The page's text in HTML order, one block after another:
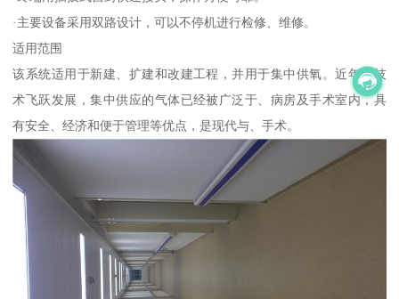
·主要设备采用双路设计，可以不停机进行检修、维修。
适用范围
该系统适用于新建、扩建和改建工程，并用于集中供氧。近年来技
术飞跃发展，集中供应的气体已经被广泛于、病房及手术室内，具
有安全、经济和便于管理等优点，是现代与、手术。